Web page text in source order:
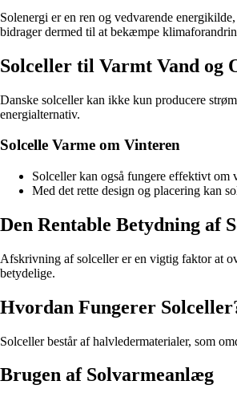
Solenergi er en ren og vedvarende
bidrager dermed til at bekæmpe
Solceller til Varmt Vand og
Danske solceller kan ikke kun producere
energialternativ.
Solcelle Varme om Vinteren
Solceller kan også fungere effektivt om
Med det rette design og placering kan
Den Rentable Betydning af
Afskrivning af solceller er en vigtig faktor at
betydelige.
Hvordan Fungerer
Solceller består af halvledermaterialer, som
Brugen af Solvarmeanlæg